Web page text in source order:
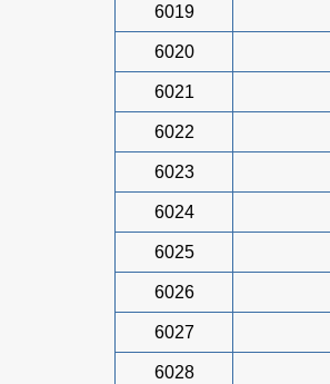
6019
6020
6021
6022
6023
6024
6025
6026
6027
6028